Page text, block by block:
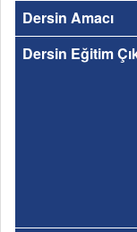
Dersin Amacı
Dersin Eğitim